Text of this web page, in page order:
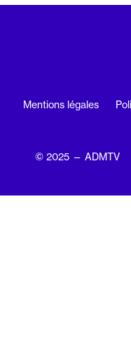
ADMTV sur les
Mentions légales
© 2025 — ADMTV